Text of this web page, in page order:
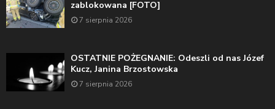
zablokowana [FOTO]
7 sierpnia 2026
OSTATNIE POŻEGNANIE: Odeszli od nas Józef
Kucz, Janina Brzostowska
7 sierpnia 2026